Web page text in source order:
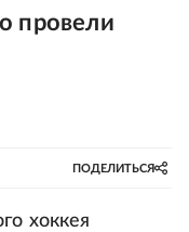
провели
ПОДЕЛИТЬСЯ
хоккея